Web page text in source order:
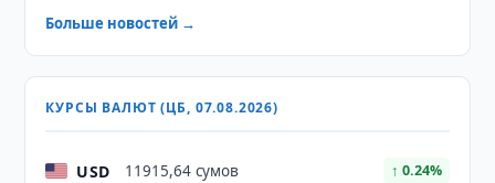
Больше новостей →
КУРСЫ ВАЛЮТ (ЦБ, 07.08.2026)
USD 11915,64 сумов ↑ 0.24%